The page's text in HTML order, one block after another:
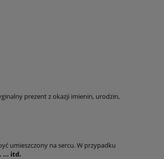
prezent z okazji imienin, urodzin,
umieszczony na sercu. W przypadku
... itd.